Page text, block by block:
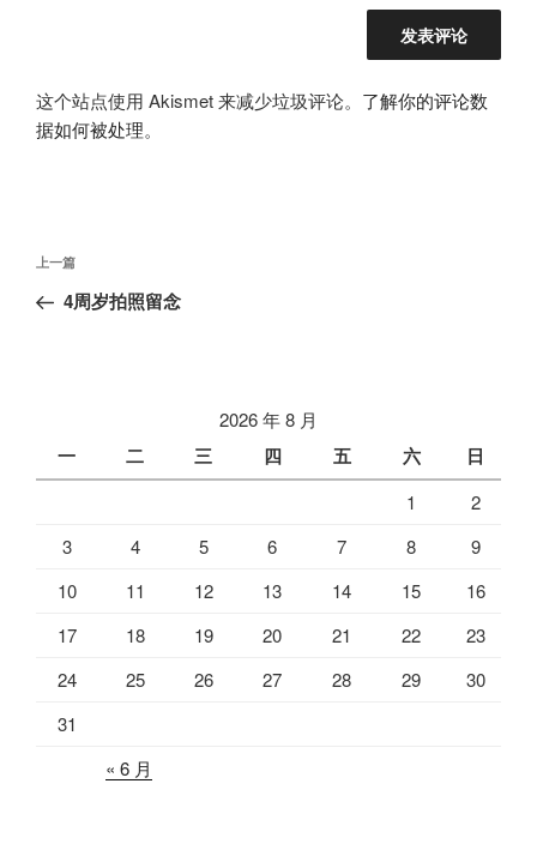
这个站点使用 Akismet 来减少垃圾评论。 了解你的评论数
据如何被处理。
文
导
上
一
上一篇
4周岁拍照留念
2026 年 8 月
一 二 三 四 五 六 日
1
2
3
4 5 6 7 8
9
10
11 12 13 14 15
16
17
18 19 20 21 22
23
24
25 26 27 28 29
30
31
« 6 月